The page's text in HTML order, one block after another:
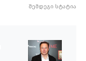
შემდეგი სტატია